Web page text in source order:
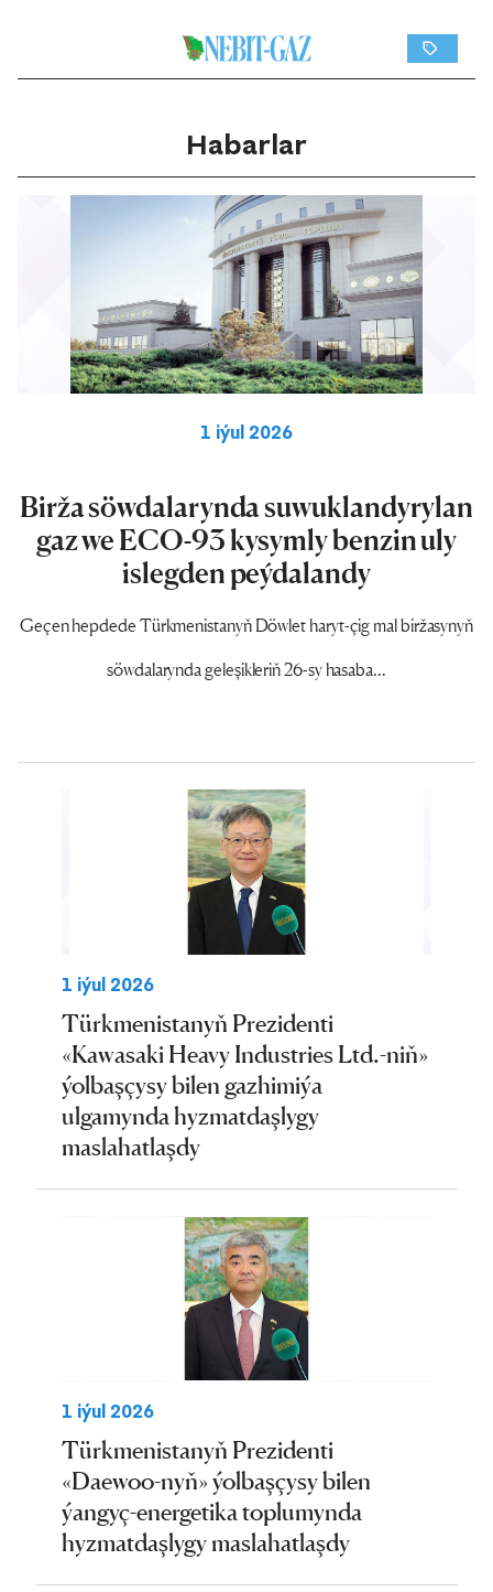
Habarlar
1 iýul 2026
Birža söwdalarynda suwuklandyrylan
gaz we ECO-93 kysymly benzin uly
islegden peýdalandy
Geçen hepdede Türkmenistanyň Döwlet haryt-çig mal biržasynyň
söwdalarynda geleşikleriň 26-sy hasaba...
1 iýul 2026
Türkmenistanyň Prezidenti
«Kawasaki Heavy Industries Ltd.-niň»
ýolbaşçysy bilen gazhimiýa
ulgamynda hyzmatdaşlygy
maslahatlaşdy
1 iýul 2026
Türkmenistanyň Prezidenti
«Daewoo-nyň» ýolbaşçysy bilen
ýangyç-energetika toplumynda
hyzmatdaşlygy maslahatlaşdy